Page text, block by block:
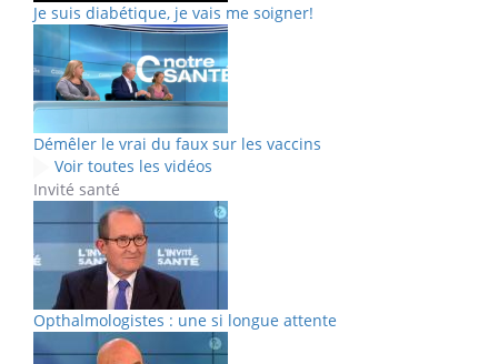
Je suis diabétique, je vais me soigner!
Démêler le vrai du faux sur les vaccins
Voir toutes les vidéos
Invité santé
Opthalmologistes : une si longue attente